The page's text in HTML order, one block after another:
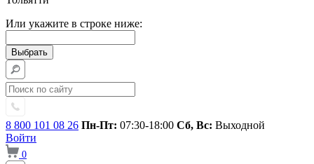
Или укажите в строке ниже:
8 800 101 08 26 Пн-Пт: 07:30-18:00 Сб, Вс: Выходной
Войти
0